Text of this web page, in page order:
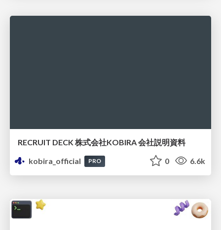
RECRUIT DECK 株式会社KOBIRA 会社説明資料
kobira_official
PRO 0 6.6k